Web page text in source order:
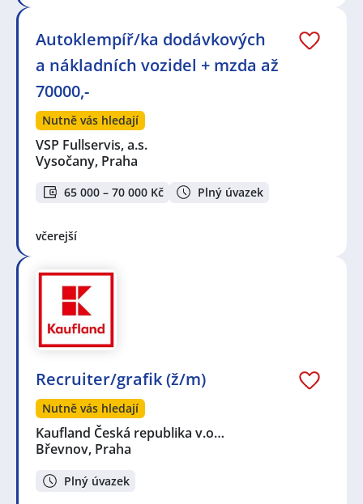
Autoklempíř/ka dodávkových
a nákladních vozidel + mzda až
70000,-
Nutně vás hledají
VSP Fullservis, a.s.
Vysočany, Praha
65 000 – 70 000 Kč Plný úvazek
včerejší
Recruiter/grafik (ž/m)
Nutně vás hledají
Kaufland Česká republika v.o…
Břevnov, Praha
Plný úvazek